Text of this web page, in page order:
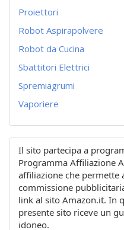
Proiettori
Robot Aspirapolvere
Robot da Cucina
Sbattitori Elettrici
Spremiagrumi
Vaporiere
Il sito partecipa a
Programma Affiliazione
affiliazione che permette
commissione
link al sito Amazon.it. In
presente sito riceve un
idoneo.